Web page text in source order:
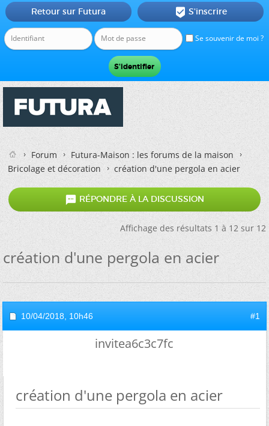
Se souvenir de moi ?
Retour sur Futura  S'inscrire
Forum
Futura-Maison : les forums de la maison
Bricolage et décoration
création d'une pergola en acier
 RÉPONDRE À LA DISCUSSION
Affichage des résultats 1 à 12 sur 12
création d'une pergola en acier
10/04/2018, 10h46 #1
invitea6c3c7fc
création d'une pergola en acier